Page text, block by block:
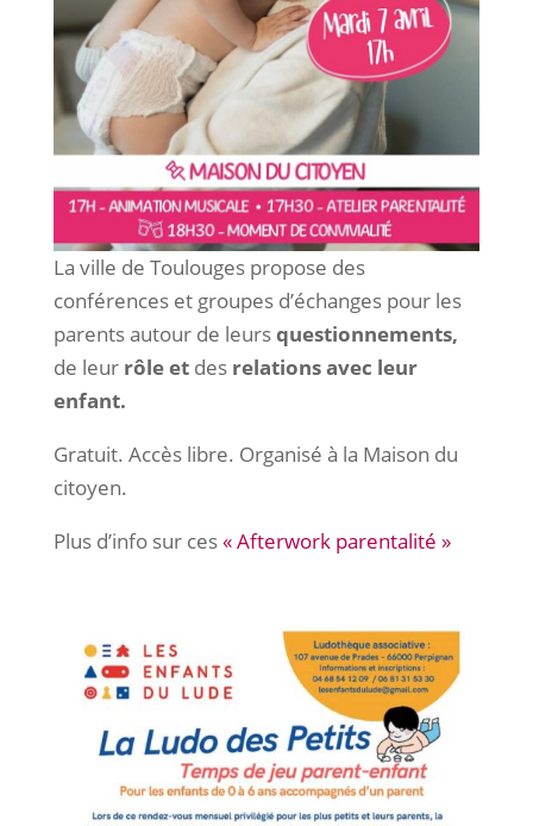
La ville de Toulouges propose des
conférences et groupes d’échanges pour les
parents autour de leursquestionnements,
de leur rôle et des relations avec leur
enfant.
Gratuit. Accès libre. Organisé à la Maison du
citoyen.
Plus d’info sur ces« Afterwork parentalité »